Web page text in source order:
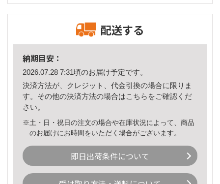
配送する
納期目安：
2026.07.28 7:31頃のお届け予定です。
決済方法が、クレジット、代金引換の場合に限りま
す。その他の決済方法の場合はこちら をご確認くだ
さい。
※土・日・祝日の注文の場合や在庫状況によって、商品
のお届けにお時間をいただく場合がございます。
即日出荷条件について